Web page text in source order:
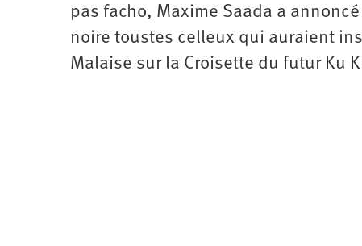
pas facho, Maxime Saada a
noire toustes celleux qui auraient
Malaise sur la Croisette du futur Ku